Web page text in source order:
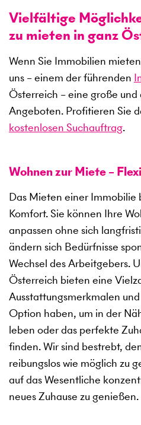
Vielfältige
zu mieten in ganz
Wenn Sie Immobilien
uns – einem der führenden
Österreich – eine große
Angeboten. Profitieren Sie
kostenlosen Suchauftrag.
Wohnen zur Miete –
Das Mieten einer
Komfort. Sie können Ihre
anpassen ohne sich
ändern sich Bedürfnisse
Wechsel des Arbeitgebers.
Österreich bieten eine
Ausstattungsmerkmalen
Option haben, um in der
leben oder das perfekte
finden. Wir sind bestrebt,
reibungslos wie möglich zu
auf das Wesentliche
neues Zuhause zu genießen.